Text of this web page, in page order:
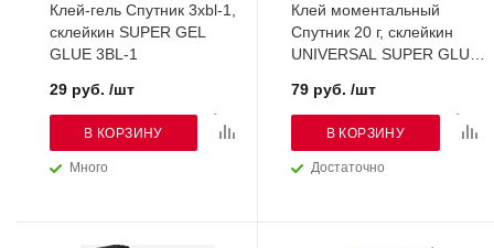
Клей-гель Спутник 3хbl-1,
склейкин SUPER GEL
GLUE 3BL-1
Много
29 руб. /шт
В КОРЗИНУ
Клей моментальный
Спутник 20 г, склейкин
UNIVERSAL SUPER GLUE
Достаточно
79 руб. /шт
В КОРЗИНУ